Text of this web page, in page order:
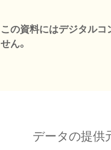
この資料にはデジタルコ
せん。
データの提供